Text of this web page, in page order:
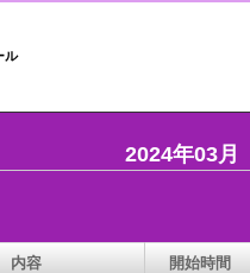
ル
2024年03月
内容 開始時間